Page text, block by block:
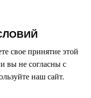
свое принятие этой
вы не согласны с
наш сайт.